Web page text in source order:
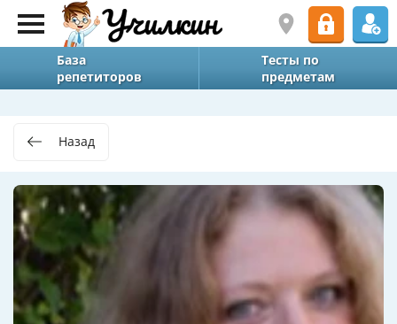
База
репетиторов
Тесты по
предметам
Назад